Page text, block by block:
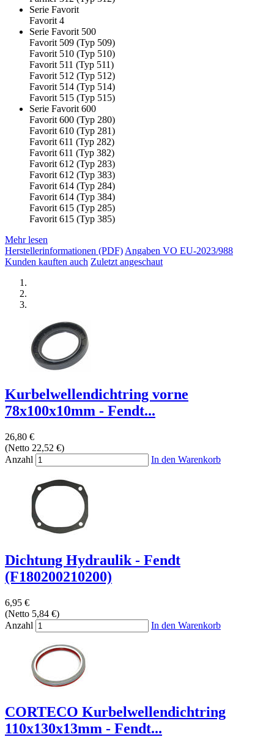
Serie Favorit
Favorit 4
Serie Favorit 500
Favorit 509 (Typ 509)
Favorit 510 (Typ 510)
Favorit 511 (Typ 511)
Favorit 512 (Typ 512)
Favorit 514 (Typ 514)
Favorit 515 (Typ 515)
Serie Favorit 600
Favorit 600 (Typ 280)
Favorit 610 (Typ 281)
Favorit 611 (Typ 282)
Favorit 611 (Typ 382)
Favorit 612 (Typ 283)
Favorit 612 (Typ 383)
Favorit 614 (Typ 284)
Favorit 614 (Typ 384)
Favorit 615 (Typ 285)
Favorit 615 (Typ 385)
Mehr lesen
Herstellerinformationen (PDF)Angaben VO EU-2023/988
Kunden kauften auch Zuletzt angeschaut
Kurbelwellendichtring vorne
78x100x10mm - Fendt...
26,80 €
(Netto 22,52 €)
Anzahl
In den Warenkorb
Dichtung Hydraulik - Fendt
(F180200210200)
6,95 €
(Netto 5,84 €)
Anzahl
In den Warenkorb
CORTECO Kurbelwellendichtring
110x130x13mm - Fendt...